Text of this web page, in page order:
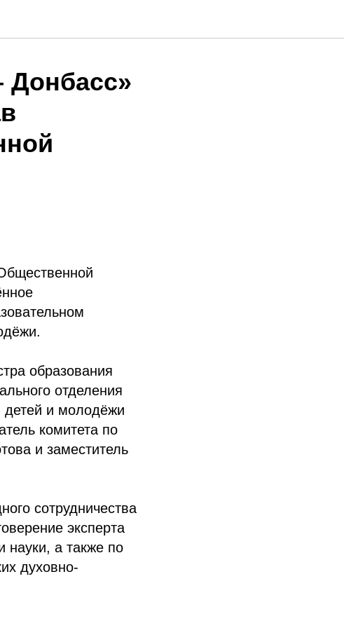
Донбасс»
образования
отделения
детей и молодёжи
комитета по
и заместитель
сотрудничества
эксперта
науки, а также по
духовно-